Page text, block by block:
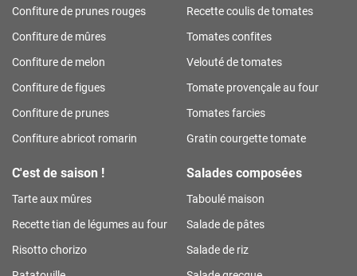
Confiture de prunes rouges
Confiture de mûres
Confiture de melon
Confiture de figues
Confiture de prunes
Confiture abricot romarin
Recette coulis de tomates
Tomates confites
Velouté de tomates
Tomate provençale au four
Tomates farcies
Gratin courgette tomate
C'est de saison !
Tarte aux mûres
Recette tian de légumes au four
Risotto chorizo
Salades composées
Taboulé maison
Salade de pâtes
Salade de riz